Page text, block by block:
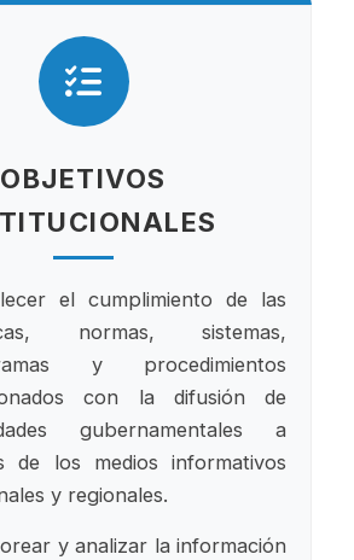
OBJETIVOS
el cumplimiento de las
normas, sistemas,
y procedimientos
con la difusión de
gubernamentales a
de los medios informativos
y regionales.
y analizar la información